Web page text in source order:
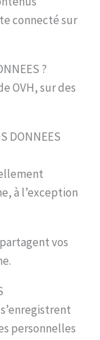
connecté sur
?
OVH, sur des
DONNEES
à l’exception
vos
personnelles